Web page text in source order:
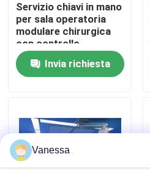
Contattici
Notizie
Sala operatoria modulare
Stanza pulita modulare
Servizio chiavi in mano
per sala operatoria
modulare chirurgica
con controllo
integrato PLC
Invia richiesta
Vanessa